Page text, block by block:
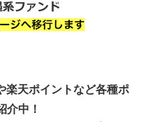
楽天ポイントなど各種ポ
介中！